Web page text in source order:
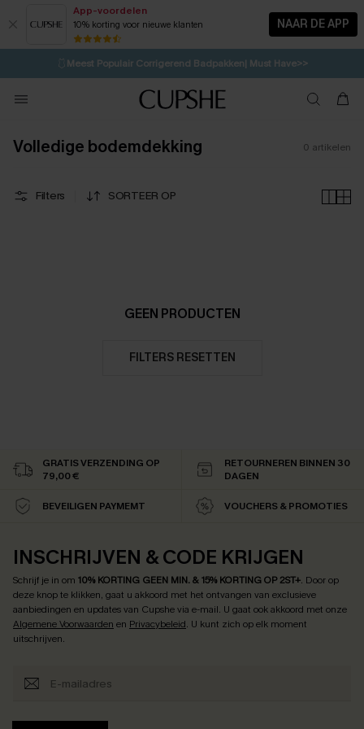
App-voordelen
10% korting voor nieuwe klanten NAAR DE APP
⚡️LAATSTE KANS | Tot 50% korting>>
🩱Meest Populair Corrigerend Badpakken| Must Have>>
💌Abonneer je & ontvang tot 15% korting>>
Koop 3, krijg 15% korting | CODE: SW15
Volledige bodemdekking 0 artikelen
Filters SORTEER OP
GEEN PRODUCTEN
FILTERS RESETTEN
GRATIS VERZENDING OP
79,00 €
RETOURNEREN BINNEN 30
DAGEN
BEVEILIGEN PAYMEMT VOUCHERS & PROMOTIES
INSCHRIJVEN & CODE KRIJGEN
Schrijf je in om 10% KORTING GEEN MIN. & 15% KORTING OP 2ST+. Door op
deze knop te klikken, gaat u akkoord met het ontvangen van exclusieve
aanbiedingen en updates van Cupshe via e-mail. U gaat ook akkoord met onze
Algemene Voorwaarden en Privacybeleid. U kunt zich op elk moment
uitschrijven.